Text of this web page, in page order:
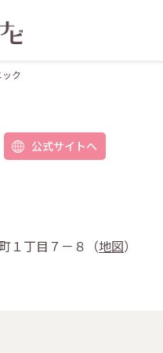
ク
公式サイトへ
１丁目７－８（地図）